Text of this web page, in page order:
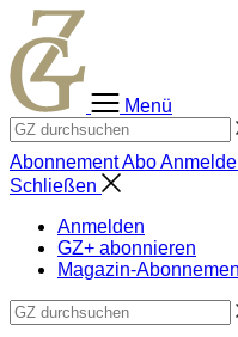
Zum
Inhalt
springen
Menü
AbonnementAbo
Schließen
Anmelden
GZ+ abonnieren
Magazin-